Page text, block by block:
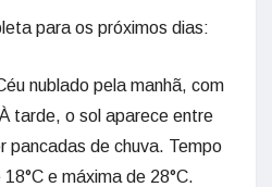
para os próximos dias:
nublado pela manhã, com
tarde, o sol aparece entre
pancadas de chuva. Tempo
e máxima de 28°C.